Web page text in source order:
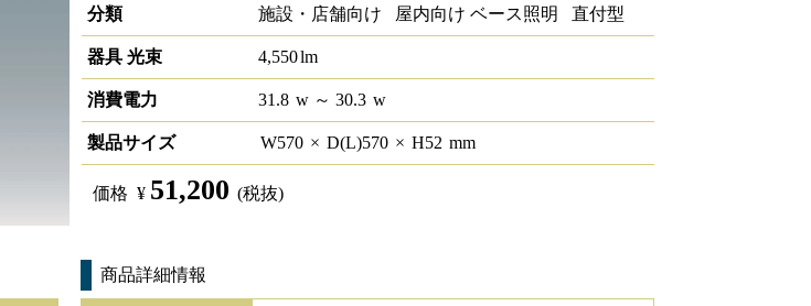
分類
施設・店舗向け 屋内向け ベース照明 直付型
器具 光束 4,550lm
消費電力 31.8 w ～ 30.3 w
製品サイズ W570 × D(L)570 × H52 mm
価格 ¥ 51,200 (税抜)
商品詳細情報